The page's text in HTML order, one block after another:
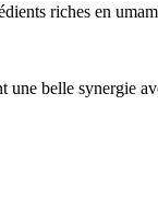
riches en
une belle synergie